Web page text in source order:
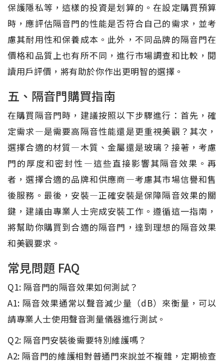
保護隱私等，這樣的投資是划算的。在設定購買預算
時，應評估隔音門的性能是否符合自己的需求，並考
慮其耐用性和保養成本。此外，不同品牌的隔音門在
價格和品質上也有所不同，進行市場調查和比較，閱
讀用戶評價，將有助於你作出更明智的選擇。
五、隔音門購買指南
在購買隔音門時，建議按照以下步驟進行：首先，確
定需求—是需要高隔音性能還是更重視美觀？其次，
選擇合適的材質—木質、金屬還是玻璃？接著，考慮
門的厚度和密封性—這些直接影響其隔音效果。再
者，選擇合適的品牌和供應商—考慮其市場信譽和售
後服務。最後，安裝—正確安裝是保障隔音效果的關
鍵，建議由專業人士完成安裝工作。遵循這一指南，
將幫助你購買到合適的隔音門，達到理想的隔音效果
和美觀要求。
常見問題 FAQ
Q1: 隔音門的隔音效果如何測試？
A1: 隔音效果通常以聲音減少量（dB）來衡量，可以
請專業人士使用聲音測量儀器進行測試。
Q2: 隔音門安裝後需要特別維護嗎？
A2: 隔音門的維護相對普通門來說並不複雜，定期檢查